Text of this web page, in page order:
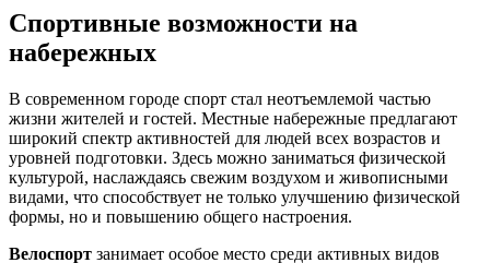
Спортивные возможности на
набережных
В современном городе спорт стал неотъемлемой частью
жизни жителей и гостей. Местные набережные предлагают
широкий спектр активностей для людей всех возрастов и
уровней подготовки. Здесь можно заниматься физической
культурой, наслаждаясь свежим воздухом и живописными
видами, что способствует не только улучшению физической
формы, но и повышению общего настроения.
Велоспорт занимает особое место среди активных видов